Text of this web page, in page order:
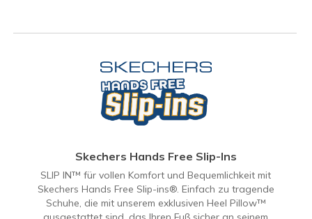
Skechers Hands Free Slip-Ins
SLIP IN™ für vollen Komfort und Bequemlichkeit mit
Skechers Hands Free Slip-ins®. Einfach zu tragende
Schuhe, die mit unserem exklusiven Heel Pillow™